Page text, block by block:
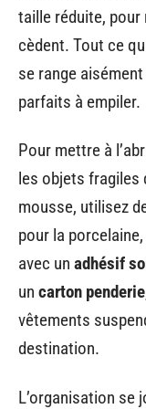
taille réduite, pour
cèdent. Tout ce
se range
parfaits à empiler.
Pour mettre à
les objets fragiles
mousse, utilisez
pour la
avec un adhésif
un carton penderie
vêtements
destination.
L’organisation se